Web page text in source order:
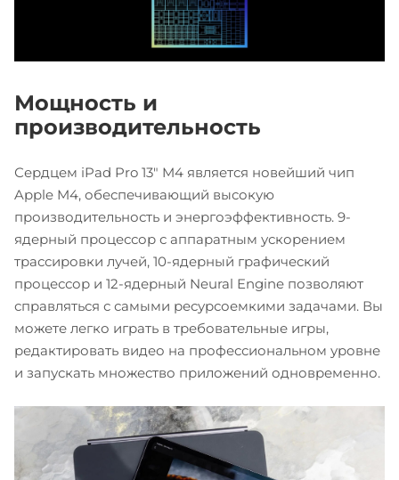
Мощность и
производительность
Сердцем iPad Pro 13" M4 является новейший чип
Apple M4, обеспечивающий высокую
производительность и энергоэффективность. 9-
ядерный процессор с аппаратным ускорением
трассировки лучей, 10-ядерный графический
процессор и 12-ядерный Neural Engine позволяют
справляться с самыми ресурсоемкими задачами. Вы
можете легко играть в требовательные игры,
редактировать видео на профессиональном уровне
и запускать множество приложений одновременно.